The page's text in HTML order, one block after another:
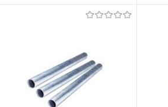
Купить в 1 клик
Сравнение
В избранное